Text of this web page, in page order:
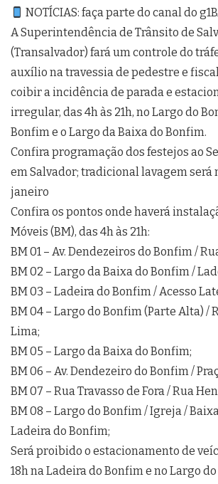
NOTÍCIAS: faça parte do canal do
A Superintendência de Trânsito de
(Transalvador) fará um controle do
auxílio na travessia de pedestre e
coibir a incidência de parada e
irregular, das 4h às 21h, no Largo do
Bonfim e o Largo da Baixa do Bonfim.
Confira programação dos festejos ao
em Salvador; tradicional lavagem será
janeiro
Confira os pontos onde haverá
Móveis (BM), das 4h às 21h:
BM 01 – Av. Dendezeiros do Bonfim /
BM 02 – Largo da Baixa do Bonfim /
BM 03 – Ladeira do Bonfim / Acesso
BM 04 – Largo do Bonfim (Parte Alta) /
Lima;
BM 05 – Largo da Baixa do Bonfim;
BM 06 – Av. Dendezeiro do Bonfim /
BM 07 – Rua Travasso de Fora / Rua
BM 08 – Largo do Bonfim / Igreja /
Ladeira do Bonfim;
Será proibido o estacionamento de
18h na Ladeira do Bonfim e no Largo